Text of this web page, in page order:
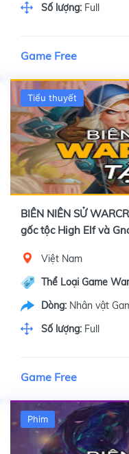
Số lượng: Full
Game Free
Tiểu thuyết
BIÊN NIÊN SỬ
gốc tộc High Elf và
Việt Nam
Thể Loại Game
Dòng: Nhân vật
Số lượng: Full
Game Free
Phim